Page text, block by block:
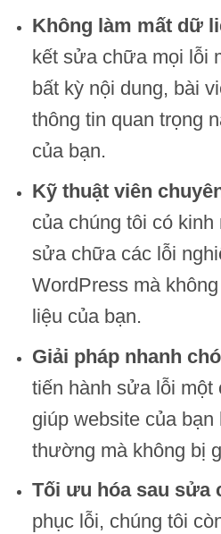
Không làm mất dữ
kết sửa chữa mọi lỗi
bất kỳ nội dung, bài
thông tin quan trọng
của bạn.
Kỹ thuật viên
của chúng tôi có
sửa chữa các lỗi
WordPress mà
liệu của bạn.
Giải pháp nhanh
tiến hành sửa lỗi một
giúp website của
thường mà không bị
Tối ưu hóa sau sửa
phục lỗi, chúng tôi